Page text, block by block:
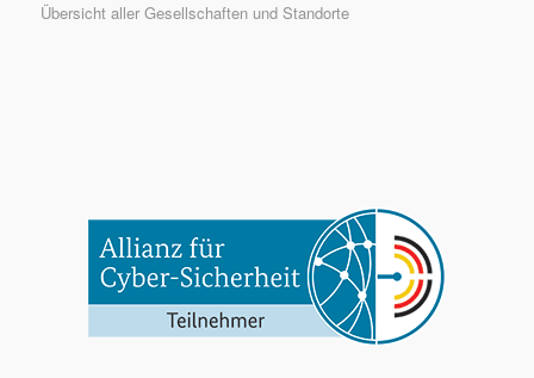
Übersicht aller Gesellschaften und Standorte